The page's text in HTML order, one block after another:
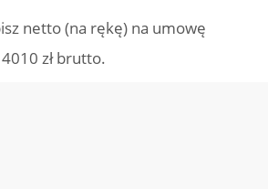
netto (na rękę) na umowę
zł brutto.